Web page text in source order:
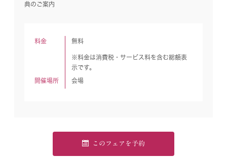
典のご案内
料金 無料
※料金は消費税・サービス料を含む総額表
示です。
開催場所 会場
このフェアを予約